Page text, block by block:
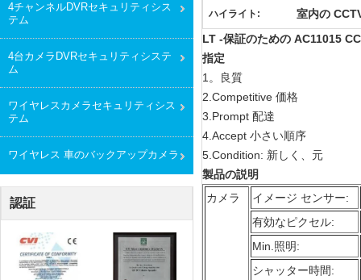
4チャンネルDVRセキュリティシス
テム
4台カメラDVRセキュリティシステ
ム
ワイヤレスカメラセキュリティシス
テム
ワイヤレス 車のバックアップカメラ
認証
ハイライト:
室内の
LT -保証のための AC11015
指定
1。良質
2.Competitive 価格
3.Prompt 配達
4.Accept 小さい順序
5.Condition: 新しく、元
製品の説明
カメラ
イメージ センサー:
有効なピクセル:
Min.照明:
シャッター時間: